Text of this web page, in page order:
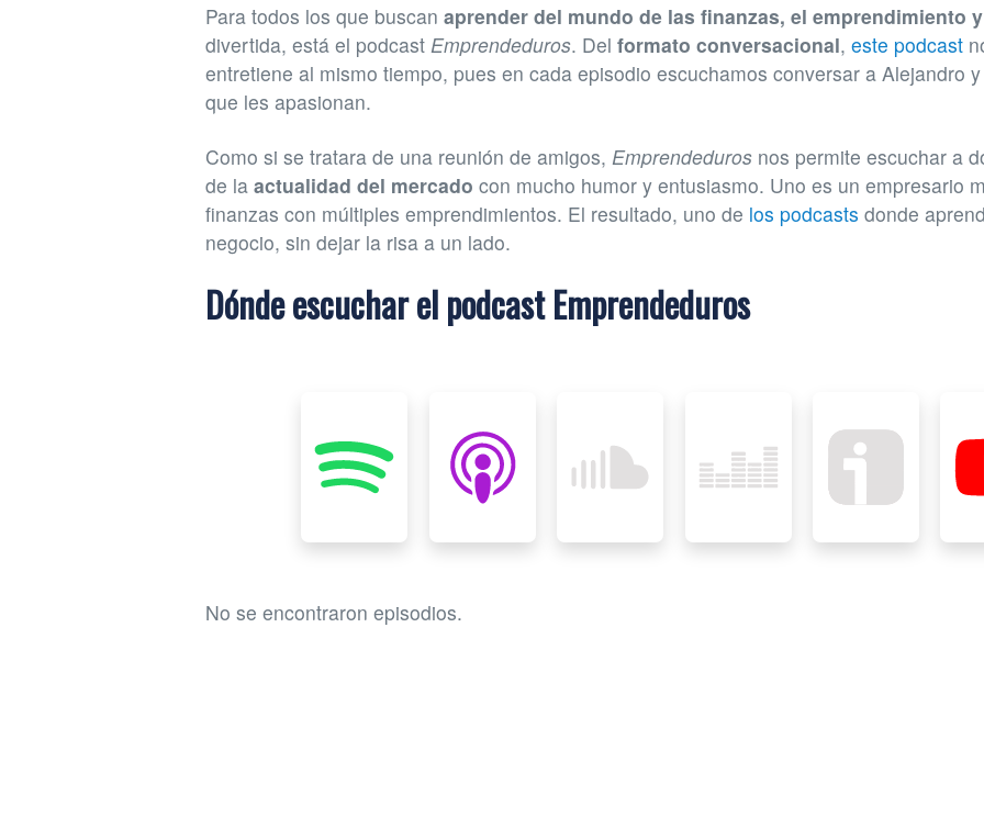
Para todos los que buscan aprender del mundo de las finanzas, el emprendimiento
divertida, está el podcast Emprendeduros. Del formato conversacional, este podcast
entretiene al mismo tiempo, pues en cada episodio escuchamos conversar a Alejandro
que les apasionan.
Como si se tratara de una reunión de amigos, Emprendeduros nos permite escuchar a
de la actualidad del mercado con mucho humor y entusiasmo. Uno es un empresario
finanzas con múltiples emprendimientos. El resultado, uno de los podcasts donde
negocio, sin dejar la risa a un lado.
Dónde escuchar el podcast Emprendeduros
No se encontraron episodios.